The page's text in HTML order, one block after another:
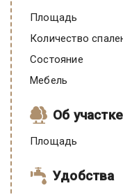
Площадь
Количество
Состояние
Мебель
Об участке
Площадь
Удобства